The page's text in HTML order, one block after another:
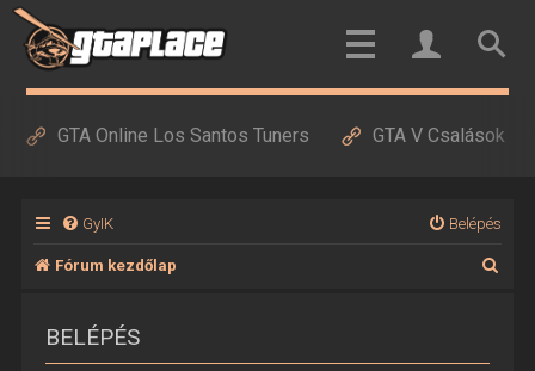
GTA Online Los Santos Tuners GTA V Csalások
GyIK Belépés
Fórum kezdőlap
BELÉPÉS